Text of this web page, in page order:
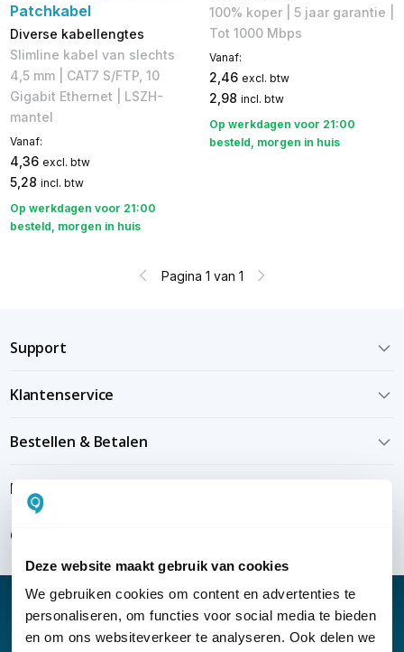
Deze website maakt gebruik van cookies
We gebruiken cookies om content en advertenties te
personaliseren, om functies voor social media te bieden
en om ons websiteverkeer te analyseren. Ook delen we
Patchkabel
Diverse kabellengtes
Slimline kabel van slechts
4,5 mm | CAT7 S/FTP, 10
Gigabit Ethernet | LSZH-
mantel
Vanaf:
4,36 excl. btw
5,28 incl. btw
Op werkdagen voor 21:00
besteld, morgen in huis
100% koper | 5 jaar garantie |
Tot 1000 Mbps
Vanaf:
2,46 excl. btw
2,98 incl. btw
Op werkdagen voor 21:00
besteld, morgen in huis
Pagina 1 van 1
Support
Klantenservice
Bestellen & Betalen
Bezorgen & installeren
Over KommaGo